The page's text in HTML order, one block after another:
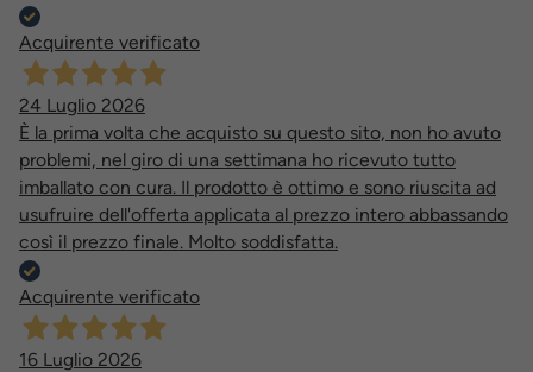
Acquirente verificato
24 Luglio 2026
È la prima volta che acquisto su questo sito, non ho avuto
problemi, nel giro di una settimana ho ricevuto tutto
imballato con cura. Il prodotto è ottimo e sono riuscita ad
usufruire dell'offerta applicata al prezzo intero abbassando
così il prezzo finale. Molto soddisfatta.
Acquirente verificato
16 Luglio 2026